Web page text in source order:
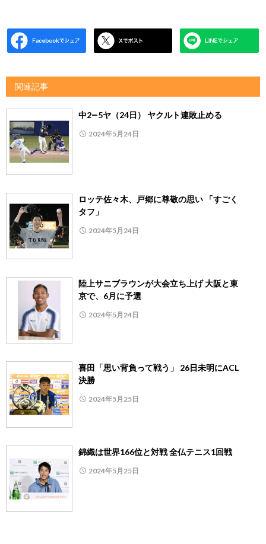
関連記事
中2―5ヤ（24日） ヤクルト連敗止める
2024年5月24日
ロッテ佐々木、戸郷に尊敬の思い 「すごく
タフ」
2024年5月24日
陸上サニブラウンが大会立ち上げ 大阪と東
京で、6月に予選
2024年5月24日
喜田「思い背負って戦う」 26日未明にACL
決勝
2024年5月25日
錦織は世界166位と対戦 全仏テニス1回戦
2024年5月25日